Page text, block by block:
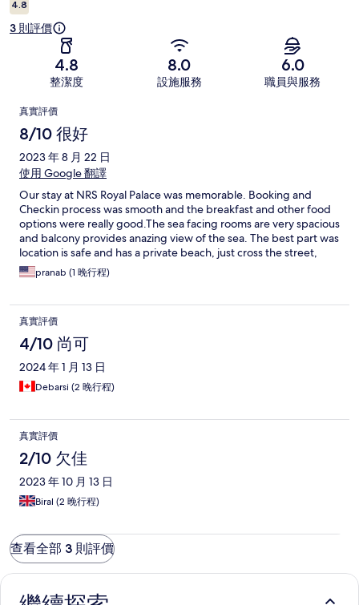
4.8
3 則評價
4.8
整潔度
8.0
設施服務
6.0
職員與服務
評
價
真實評價
8/10 很好
2023 年 8 月 22 日
使用 Google 翻譯
Our stay at NRS Royal Palace was memorable. Booking and
Checkin process was smooth and the breakfast and other food
options were really good.The sea facing rooms are very spacious
and balcony provides anazing view of the sea. The best part was
location is safe and has a private beach, just cross the street,
very peaceful and away from crowd. Local transportation is
available right at the Gate for visiting the Holy Temple Or
equipped supplies in toilet and better drainage. In addition
would be good to have an Iron and Locker in the room. Other
than that it was a great stay.
pranab (1 晚行程)
真實評價
4/10 尚可
2024 年 1 月 13 日
Debarsi (2 晚行程)
真實評價
2/10 欠佳
2023 年 10 月 13 日
Biral (2 晚行程)
查看全部 3 則評價